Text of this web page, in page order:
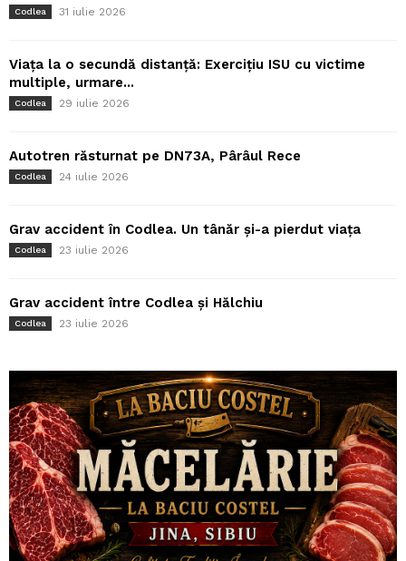
Codlea 31 iulie 2026
Viața la o secundă distanță: Exercițiu ISU cu victime
multiple, urmare...
Codlea 29 iulie 2026
Autotren răsturnat pe DN73A, Pârâul Rece
Codlea 24 iulie 2026
Grav accident în Codlea. Un tânăr și-a pierdut viața
Codlea 23 iulie 2026
Grav accident între Codlea și Hălchiu
Codlea 23 iulie 2026